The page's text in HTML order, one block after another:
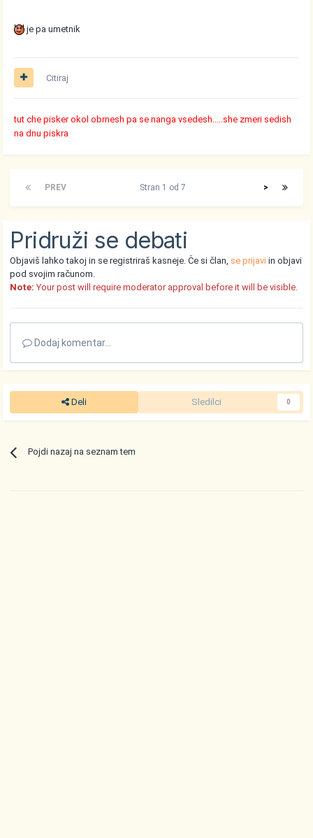
je pa umetnik
Citiraj
tut che pisker okol obrnesh pa se nanga vsedesh.....she zmeri sedish
na dnu piskra
PREV >
Stran 1 od 7
Pridruži se debati
Objaviš lahko takoj in se registriraš kasneje. Če si član, se prijavi in objavi
pod svojim računom.
Note: Your post will require moderator approval before it will be visible.
Dodaj komentar...
Deli Sledilci 0
Pojdi nazaj na seznam tem